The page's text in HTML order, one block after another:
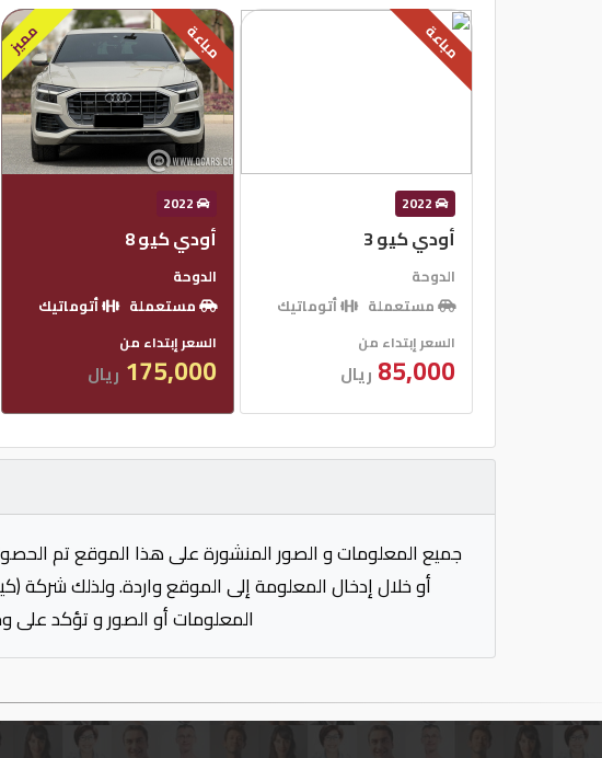
مباعة
2022
أودي كيو 3
الدوحة
مستعملة
أتوماتيك
السعر إبتداء من
85,000 ريال
مميز مباعة
2022
أودي كيو 8
الدوحة
مستعملة
أتوماتيك
السعر إبتداء من
175,000 ريال
جميع المعلومات و الصور المنشورة على هذا الموقع تم
أو خلال إدخال المعلومة إلى الموقع واردة. ولذلك شركة
المعلومات أو الصور و تؤكد على